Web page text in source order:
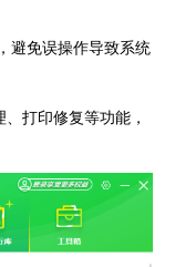
避免误操作导致系统
打印修复等功能，